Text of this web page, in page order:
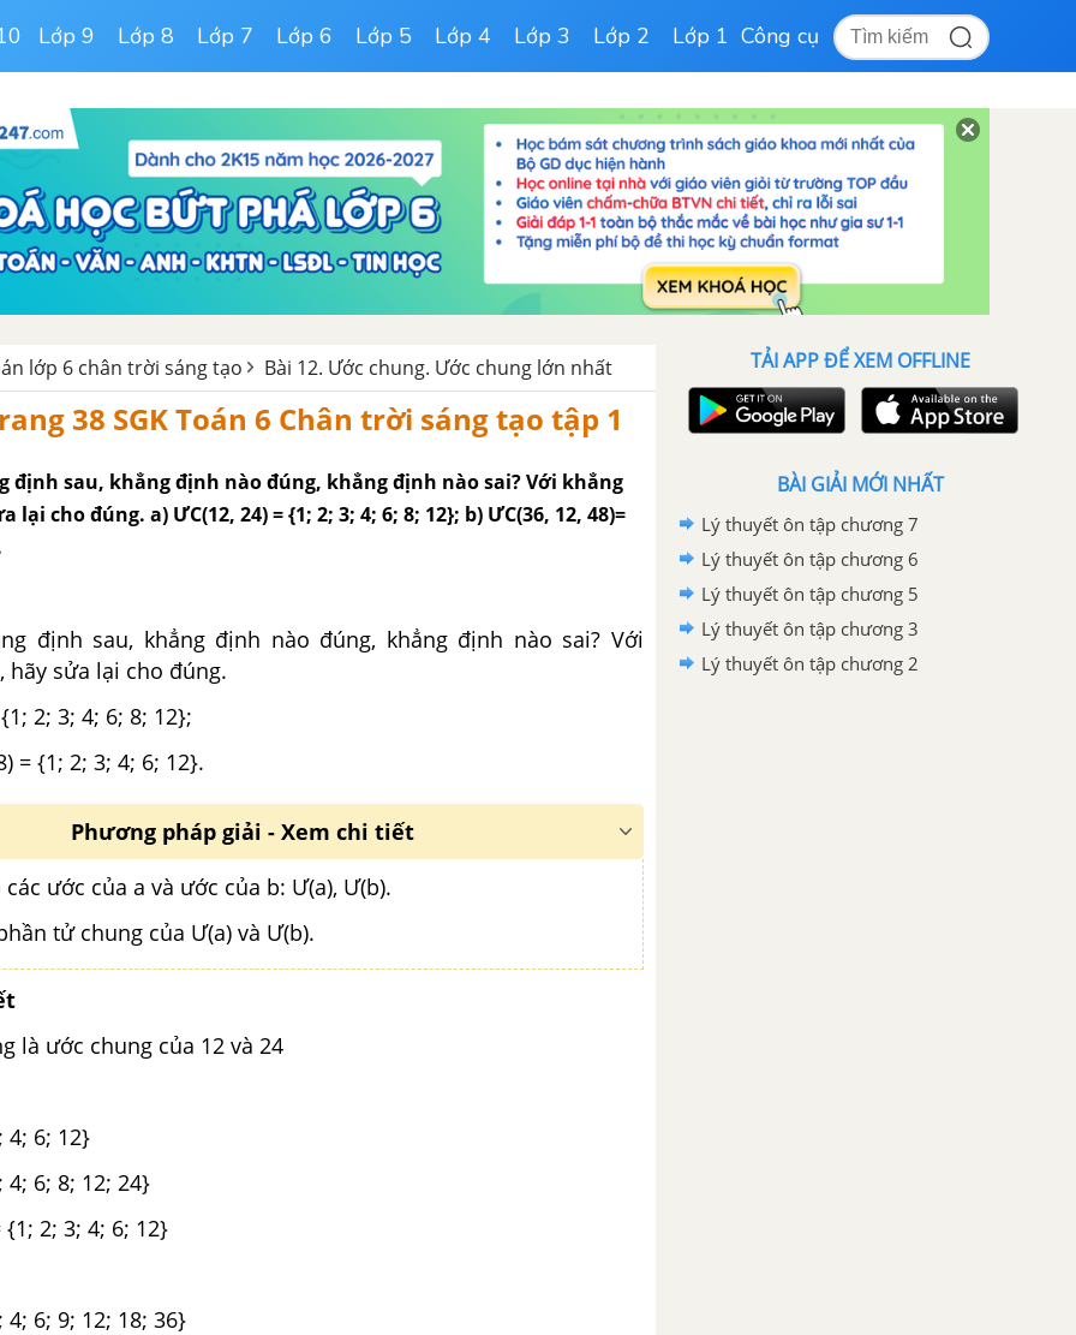
Lớp 9 Lớp 8 Lớp 7 Lớp 6 Lớp 5 Lớp 4 Lớp 3 Lớp 2 Lớp 1 Công cụ
lớp 6 chân trời sáng tạo Bài 12. Ước chung. Ước chung lớn nhất
38 SGK Toán 6 Chân trời sáng tạo tập 1
định sau, khẳng định nào đúng, khẳng định nào sai? Với khẳng
lại cho đúng. a) ƯC(12, 24) = {1; 2; 3; 4; 6; 8; 12}; b) ƯC(36, 12, 48)=
định sau, khẳng định nào đúng, khẳng định nào sai? Với
hãy sửa lại cho đúng.
{1; 2; 3; 4; 6; 8; 12};
= {1; 2; 3; 4; 6; 12}.
Phương pháp giải - Xem chi tiết
ước của a và ước của b: Ư(a), Ư(b).
tử chung của Ư(a) và Ư(b).
là ước chung của 12 và 24
4; 6; 12}
4; 6; 8; 12; 24}
{1; 2; 3; 4; 6; 12}
4; 6; 9; 12; 18; 36}
TẢI APP ĐỂ XEM OFFLINE
BÀI GIẢI MỚI NHẤT
Lý thuyết ôn tập chương 7
Lý thuyết ôn tập chương 6
Lý thuyết ôn tập chương 5
Lý thuyết ôn tập chương 3
Lý thuyết ôn tập chương 2